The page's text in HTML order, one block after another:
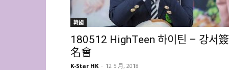
韓國
180512 HighTeen 하이틴 – 강서簽
名會
K-Star HK - 12 5 月, 2018